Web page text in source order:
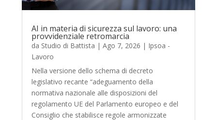
AI in materia di sicurezza sul lavoro: una
provvidenziale retromarcia
da Studio di Battista | Ago 7, 2026 | Ipsoa -
Lavoro
Nella versione dello schema di decreto
legislativo recante “adeguamento della
normativa nazionale alle disposizioni del
regolamento UE del Parlamento europeo e del
Consiglio che stabilisce regole armonizzate